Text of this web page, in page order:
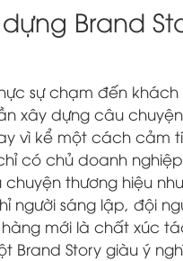
Brand
sự chạm đến khách
xây dựng câu
vì kể một cách cảm
có chủ doanh
thương hiệu
người sáng lập, đội
mới là chất xúc
Brand Story giàu ý